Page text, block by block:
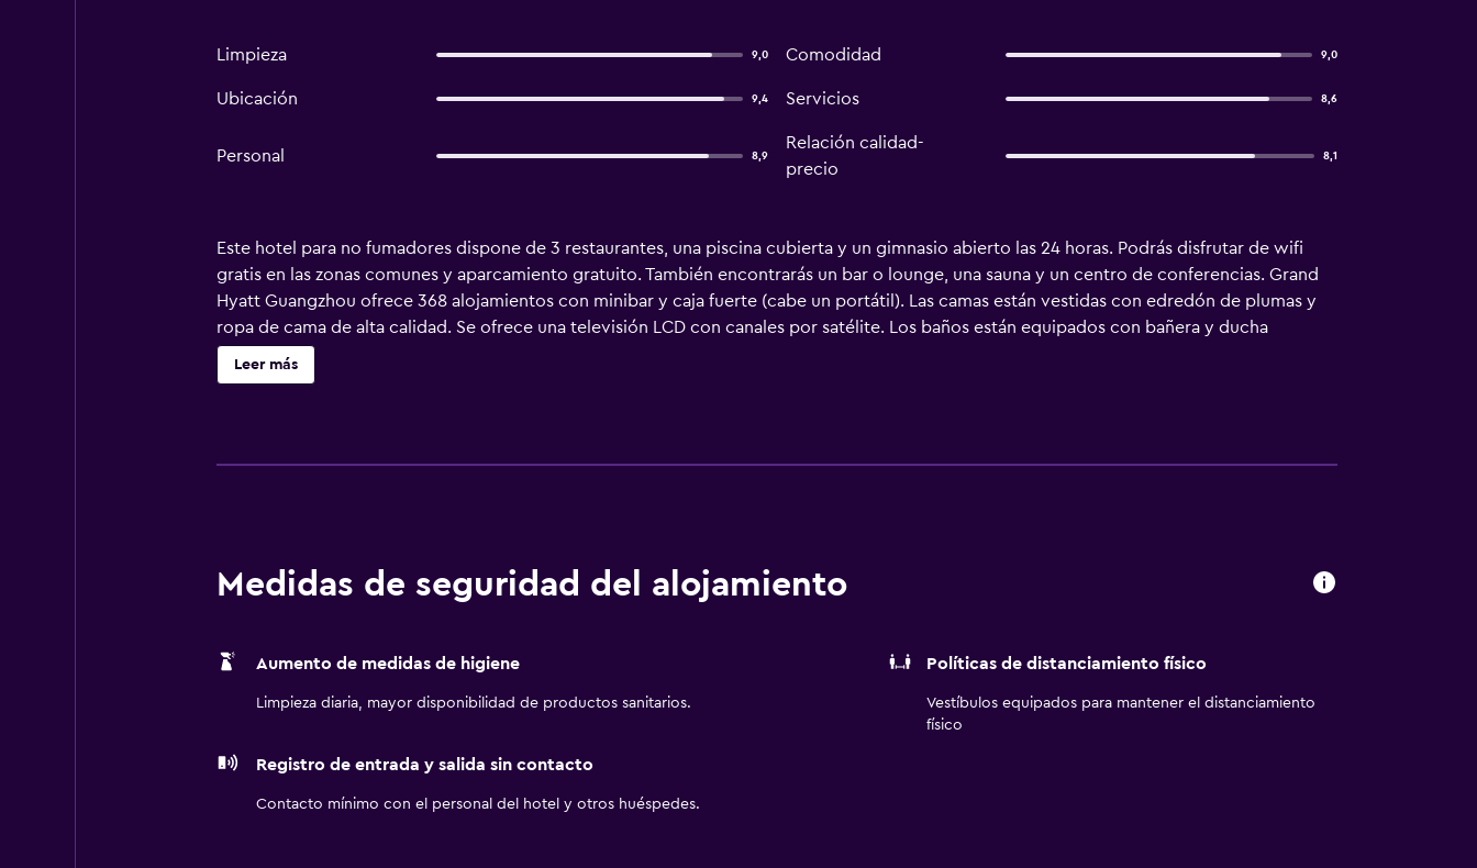
Limpieza 9,0 Comodidad 9,0
Ubicación 9,4 Servicios 8,6
Personal 8,9
Relación calidad-
precio
8,1
Este hotel para no fumadores dispone de 3 restaurantes, una piscina cubierta y un gimnasio abierto las 24 horas. Podrás disfrutar de wifi
gratis en las zonas comunes y aparcamiento gratuito. También encontrarás un bar o lounge, una sauna y un centro de conferencias. Grand
Hyatt Guangzhou ofrece 368 alojamientos con minibar y caja fuerte (cabe un portátil). Las camas están vestidas con edredón de plumas y
ropa de cama de alta calidad. Se ofrece una televisión LCD con canales por satélite. Los baños están equipados con bañera y ducha
independientes con bañera profunda y cabezal de ducha tipo lluvia. También disponen de albornoces, zapatillas y bidé. Este hotel en
Cantón ofrece acceso a Internet por cable y wifi gratis. Entre las comodidades especialmente pensadas para las personas en viaje de
Leer más
Medidas de seguridad del alojamiento
Aumento de medidas de higiene
Limpieza diaria, mayor disponibilidad de productos sanitarios.
Políticas de distanciamiento físico
Vestíbulos equipados para mantener el distanciamiento
físico
Registro de entrada y salida sin contacto
Contacto mínimo con el personal del hotel y otros huéspedes.